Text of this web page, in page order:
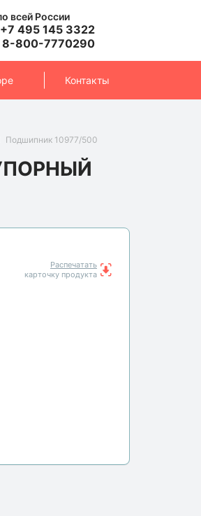
всей России
+7 495 145 3322
8-800-7770290
Контакты
Подшипник 10977/500
Распечатать
карточку продукта